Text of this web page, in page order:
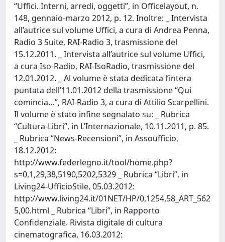
“Uffici. Interni, arredi, oggetti”, in Officelayout, n.
148, gennaio-marzo 2012, p. 12. Inoltre: _ Intervista
all’autrice sul volume Uffici, a cura di Andrea Penna,
Radio 3 Suite, RAI-Radio 3, trasmissione del
15.12.2011. _ Intervista all’autrice sul volume Uffici,
a cura Iso-Radio, RAI-IsoRadio, trasmissione del
12.01.2012. _ Al volume è stata dedicata l’intera
puntata dell’11.01.2012 della trasmissione “Qui
comincia…”, RAI-Radio 3, a cura di Attilio Scarpellini.
Il volume è stato infine segnalato su: _ Rubrica
“Cultura-Libri”, in L’Internazionale, 10.11.2011, p. 85.
_ Rubrica “News-Recensioni”, in Assoufficio,
18.12.2012:
http://www.federlegno.it/tool/home.php?
s=0,1,29,38,5190,5202,5329 _ Rubrica “Libri”, in
Living24-UfficioStile, 05.03.2012:
http://www.living24.it/01NET/HP/0,1254,58_ART_562
5,00.html _ Rubrica “Libri”, in Rapporto
Confidenziale. Rivista digitale di cultura
cinematografica, 16.03.2012: